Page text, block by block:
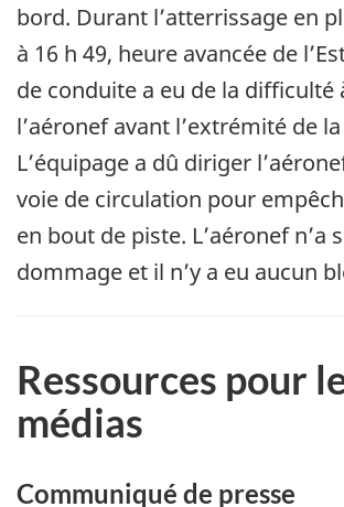
bord. Durant l’atterrissage en
à 16 h 49, heure avancée de
de conduite a eu de la difficulté
l’aéronef avant l’extrémité de
L’équipage a dû diriger
voie de circulation pour
en bout de piste. L’aéronef n’a
dommage et il n’y a eu aucun
Ressources pour
médias
Communiqué de presse